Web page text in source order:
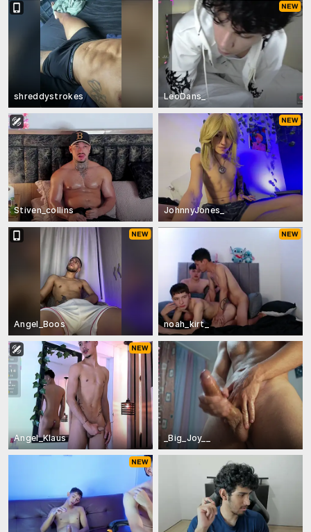
shreddystrokes LeoDans_
Stiven_collins JohnnyJones_
Angel_Boos noah_kirt_
Angel_Klaus _Big_Joy__